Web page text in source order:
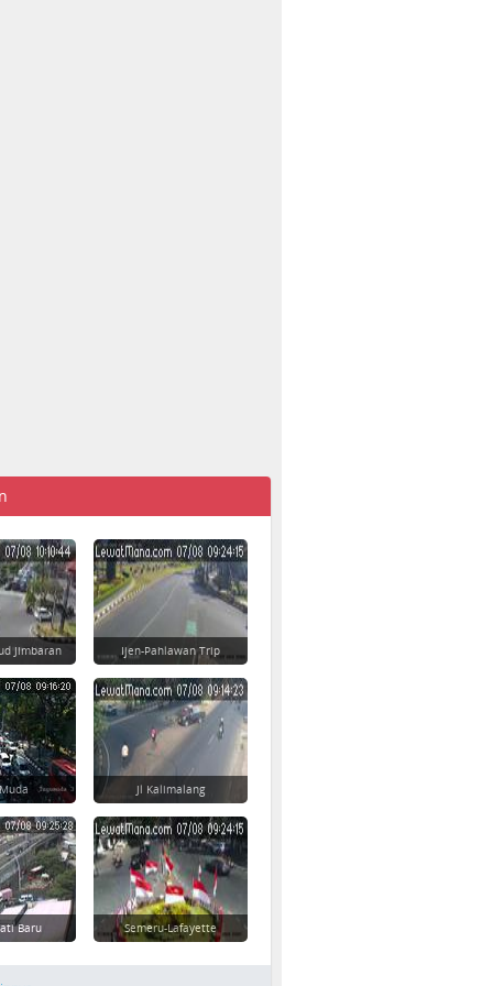
Jimbaran Ijen-Pahlawan Trip
Jl Kalimalang
Baru Semeru-Lafayette